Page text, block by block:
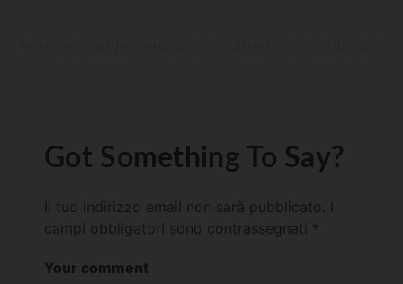
Got Something To Say?
Il tuo indirizzo email non sarà pubblicato.
campi obbligatori sono contrassegnati *
Your comment